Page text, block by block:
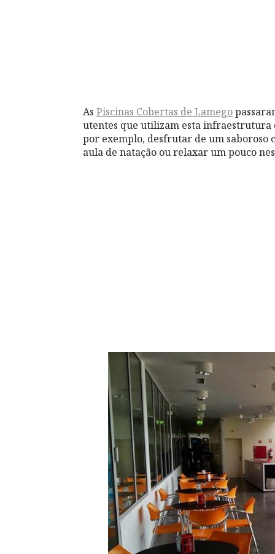
As Piscinas Cobertas de Lamego
utentes que utilizam esta infraestrutura
por exemplo, desfrutar de um saboroso
aula de natação ou relaxar um pouco